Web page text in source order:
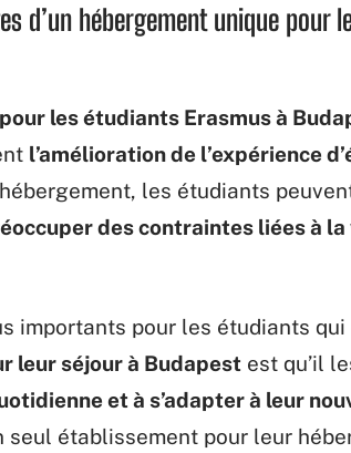
d’un hébergement unique pour
les étudiants Erasmus à
l’amélioration de l’expérience
les étudiants
des contraintes liées à
importants pour les étudiants
leur séjour à Budapest est qu’il
et à s’adapter à leur
établissement pour leur